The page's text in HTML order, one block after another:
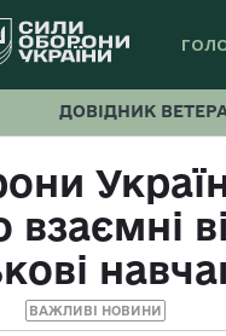
ДОВІДНИК
ВАЖЛИВІ НОВИНИ